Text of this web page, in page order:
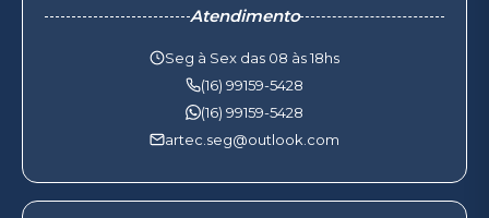
Atendimento
Seg à Sex das 08 às 18hs
(16) 99159-5428
(16) 99159-5428
artec.seg@outlook.com